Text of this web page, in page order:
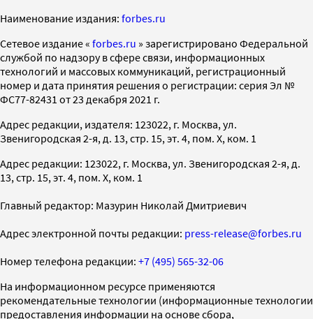
Наименование издания: forbes.ru
Cетевое издание « forbes.ru » зарегистрировано Федеральной
службой по надзору в сфере связи, информационных
технологий и массовых коммуникаций, регистрационный
номер и дата принятия решения о регистрации: серия Эл №
ФС77-82431 от 23 декабря 2021 г.
Адрес редакции, издателя: 123022, г. Москва, ул.
Звенигородская 2-я, д. 13, стр. 15, эт. 4, пом. X, ком. 1
Адрес редакции: 123022, г. Москва, ул. Звенигородская 2-я, д.
13, стр. 15, эт. 4, пом. X, ком. 1
Главный редактор: Мазурин Николай Дмитриевич
Адрес электронной почты редакции: press-release@forbes.ru
Номер телефона редакции: +7 (495) 565-32-06
На информационном ресурсе применяются
рекомендательные технологии (информационные технологии
предоставления информации на основе сбора,